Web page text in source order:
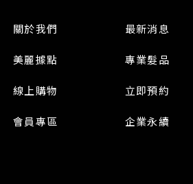
關於我們 最新消息
美麗據點 專業髮品
線上購物 立即預約
會員專區 企業永續